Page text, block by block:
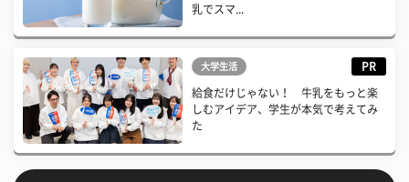
乳でスマ...
大学生活 PR
給食だけじゃない！ 牛乳をもっと楽
しむアイデア、学生が本気で考えてみ
た